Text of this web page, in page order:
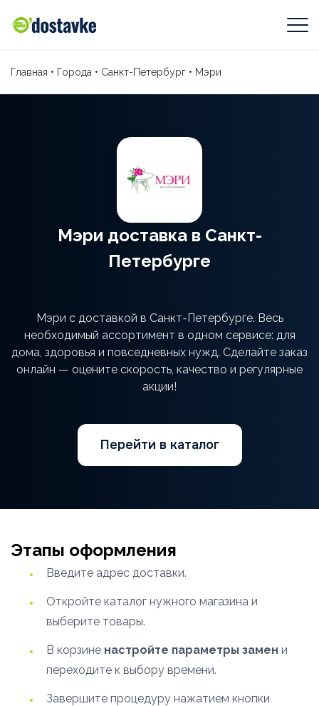
Главная • Города • Санкт-Петербург • Мэри
Мэри доставка в Санкт-
Петербурге
Мэри с доставкой в Санкт-Петербурге. Весь
необходимый ассортимент в одном сервисе: для
дома, здоровья и повседневных нужд. Сделайте заказ
онлайн — оцените скорость, качество и регулярные
акции!
Перейти в каталог
Этапы оформления
Введите адрес доставки.
Откройте каталог нужного магазина и
выберите товары.
В корзине настройте параметры замен и
переходите к выбору времени.
Завершите процедуру нажатием кнопки